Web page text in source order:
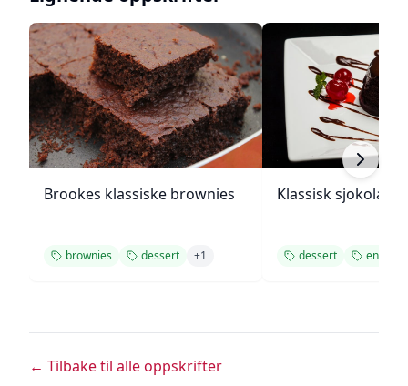
Brookes klassiske brownies
brownies dessert +1
Klassisk
dessert enkel
← Tilbake til alle oppskrifter